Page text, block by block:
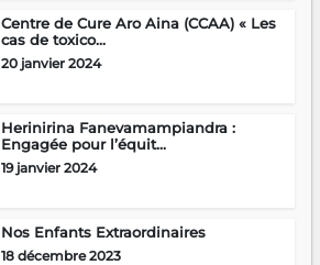
Centre de Cure Aro Aina (CCAA) « Les
cas de toxico...
20 janvier 2024
Herinirina Fanevamampiandra :
Engagée pour l’équit...
19 janvier 2024
Nos Enfants Extraordinaires
18 décembre 2023